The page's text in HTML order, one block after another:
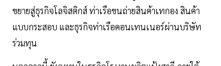
ขยายสู่ธุรกิจโลจิสติกส์ ท่าเรือขนถ่ายสินค้าเทกอง สินค้า
แบบกระสอบ และธุรกิจท่าเรือคอนเทนเนอร์ผ่านบริษัท
ร่วมทุน